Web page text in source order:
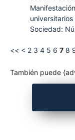
Sociedad:
<< < 2 3 4 5 6 7 8
También puede